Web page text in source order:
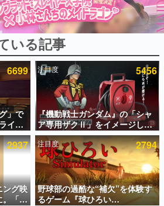
プ
いる記事ランキング
覧
記事
数千以上！ ページビュー数万以上！ などな
々に読まれた、電ファミ渾身の“殿堂入り”記
いる記事
6699
」で
イク
ソウ
に失
注目度 5456
『機動戦士ガンダム』の「シャ
ア専用ザクⅡ」をイメージした
散水ホースリールが予約開始。
本体にはシャアのパーソナルマ
ークやジオン公国軍のエンブレ
ム、型式番号などを配置
2937
ング映
。「東
注目度 2794
野球部の過酷な“補欠”を体験す
るゲーム『球ひろい